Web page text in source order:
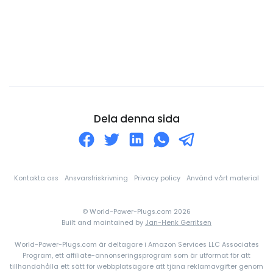
El Salvador
Estland
Dela denna sida
Kontakta oss Ansvarsfriskrivning Privacy policy Använd vårt material
© World-Power-Plugs.com 2026
Built and maintained by Jan-Henk Gerritsen
World-Power-Plugs.com är deltagare i Amazon Services LLC Associates
Program, ett affiliate-annonseringsprogram som är utformat för att
tillhandahålla ett sätt för webbplatsägare att tjäna reklamavgifter genom